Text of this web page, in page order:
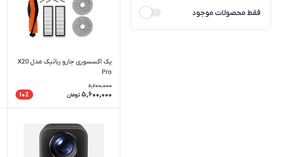
فقط محصولات موجود
پک اکسسوری جارو رباتیک مدل X20
Pro
6,200,000
5,600,000 تومان 10٪